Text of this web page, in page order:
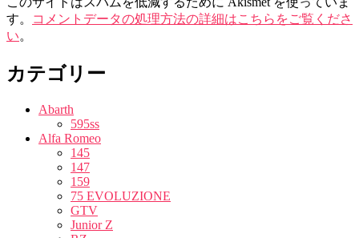
す。
コメントデータの処理方法の詳細はこちらをご覧くださ
い。
カテゴリー
Abarth
595ss
Alfa Romeo
145
147
159
75 EVOLUZIONE
GTV
Junior Z